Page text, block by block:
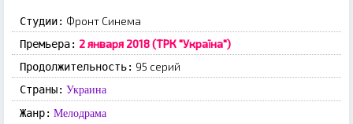
Студии: Фронт Синема
Премьера: 2 января 2018 (ТРК "Україна")
Продолжительность: 95 серий
Страны: Украина
Жанр: Мелодрама